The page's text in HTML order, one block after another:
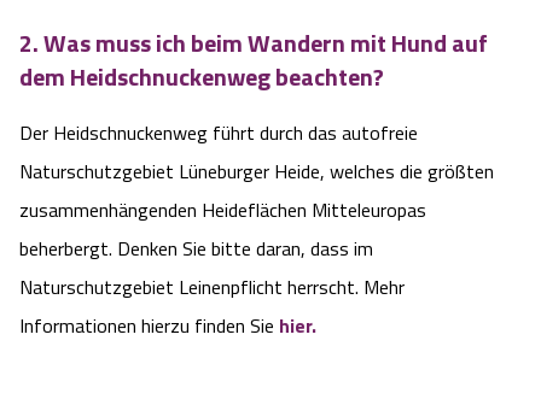
Hoher Kontrast Modus:
Schriftgröße: A A A
2. Was muss ich beim Wandern mit Hund auf
dem Heidschnuckenweg beachten?
Der Heidschnuckenweg führt durch das autofreie
Naturschutzgebiet Lüneburger Heide, welches die größten
zusammenhängenden Heideflächen Mitteleuropas
beherbergt. Denken Sie bitte daran, dass im
Naturschutzgebiet Leinenpflicht herrscht. Mehr
Informationen hierzu finden Sie hier.